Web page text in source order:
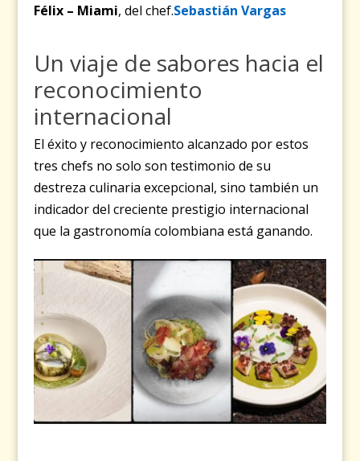
Félix – Miami, del chef.Sebastián Vargas
Un viaje de sabores hacia el
reconocimiento
internacional
El éxito y reconocimiento alcanzado por estos
tres chefs no solo son testimonio de su
destreza culinaria excepcional, sino también un
indicador del creciente prestigio internacional
que la gastronomía colombiana está ganando.